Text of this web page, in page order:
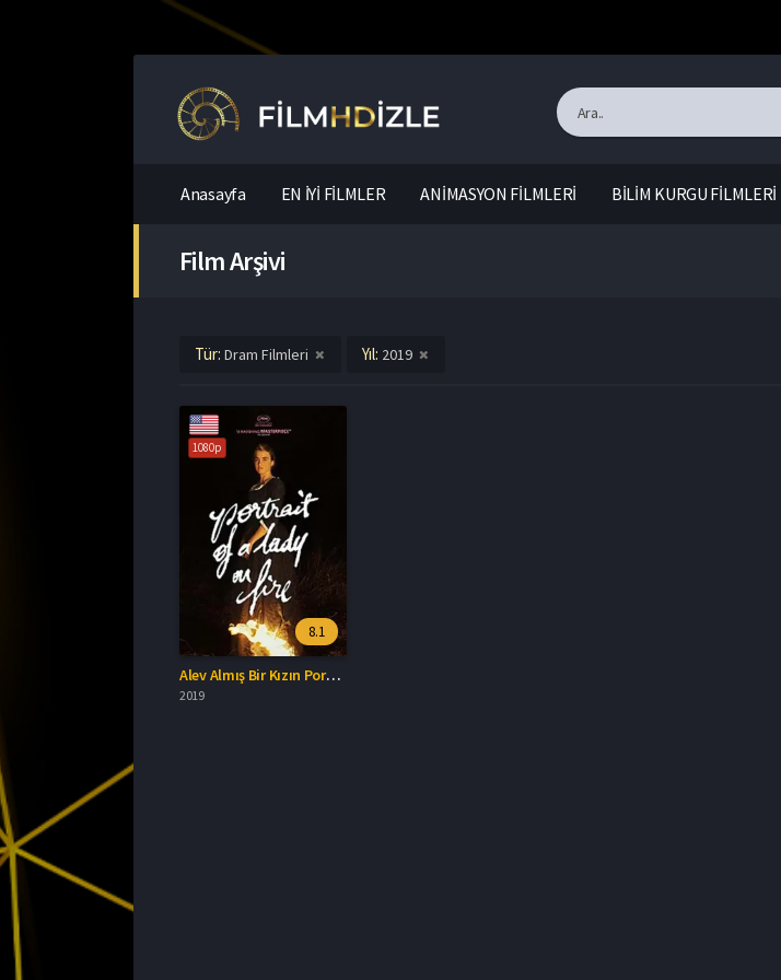
Anasayfa EN İYİ FİLMLER ANİMASYON FİLMLERİ BİLİM KURGU FİLMLERİ
Film Arşivi
Tür: Dram Filmleri Yıl: 2019
1080p
8.1
Alev Almış Bir Kızın Portresi Altyazılı İzle
2019